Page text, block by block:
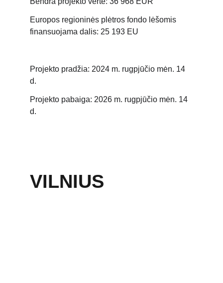
Europos regioninės plėtros fondo lėšomis
finansuojama dalis: 25 193 EU
Projekto pradžia: 2024 m. rugpjūčio mėn. 14
d.
Projekto pabaiga: 2026 m. rugpjūčio mėn. 14
d.
VILNIUS